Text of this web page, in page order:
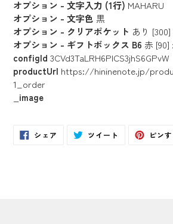
オプション - 文字入力 (1行) MAHARU
オプション - 文字色 黒
オプション - クリアポケット あり
オプション - ギフトボックス B6 赤 [90]
configId 3CVd3TaLRH6PlCS3jhS6GPvW
productUrl https://hininenote.jp/
1_order
_image
シェア Facebookツイート Twitter ピンす